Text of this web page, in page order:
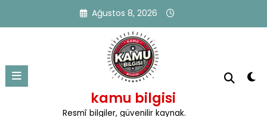
Ağustos 8, 2026
kamu bilgisi
Resmî bilgiler, güvenilir kaynak.